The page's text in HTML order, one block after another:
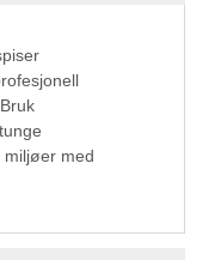
miljøer med